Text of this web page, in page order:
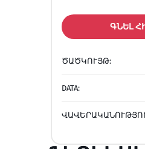
ԳՆԵԼ
ԾԱԾԿՈՒՅԹ:
DATA: